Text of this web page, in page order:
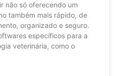
não só oferecendo um
também mais rápido, de
organizado e seguro.
específicos para a
veterinária, como o